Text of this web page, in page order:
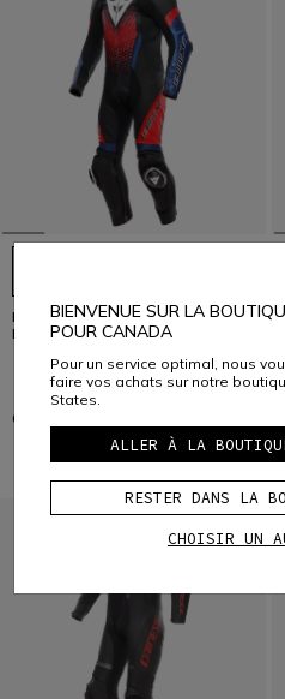
LAGUNA SECA 6 - COMBINAISON
MOTO EN CUIR PERFORÉE HOMME
C$ 2.380
BIENVENUE SUR LA
POUR CANADA
Pour un service optimal, nous
faire vos achats sur notre
States.
ALLER À LA
RESTER DANS LA
CHOISIR UN